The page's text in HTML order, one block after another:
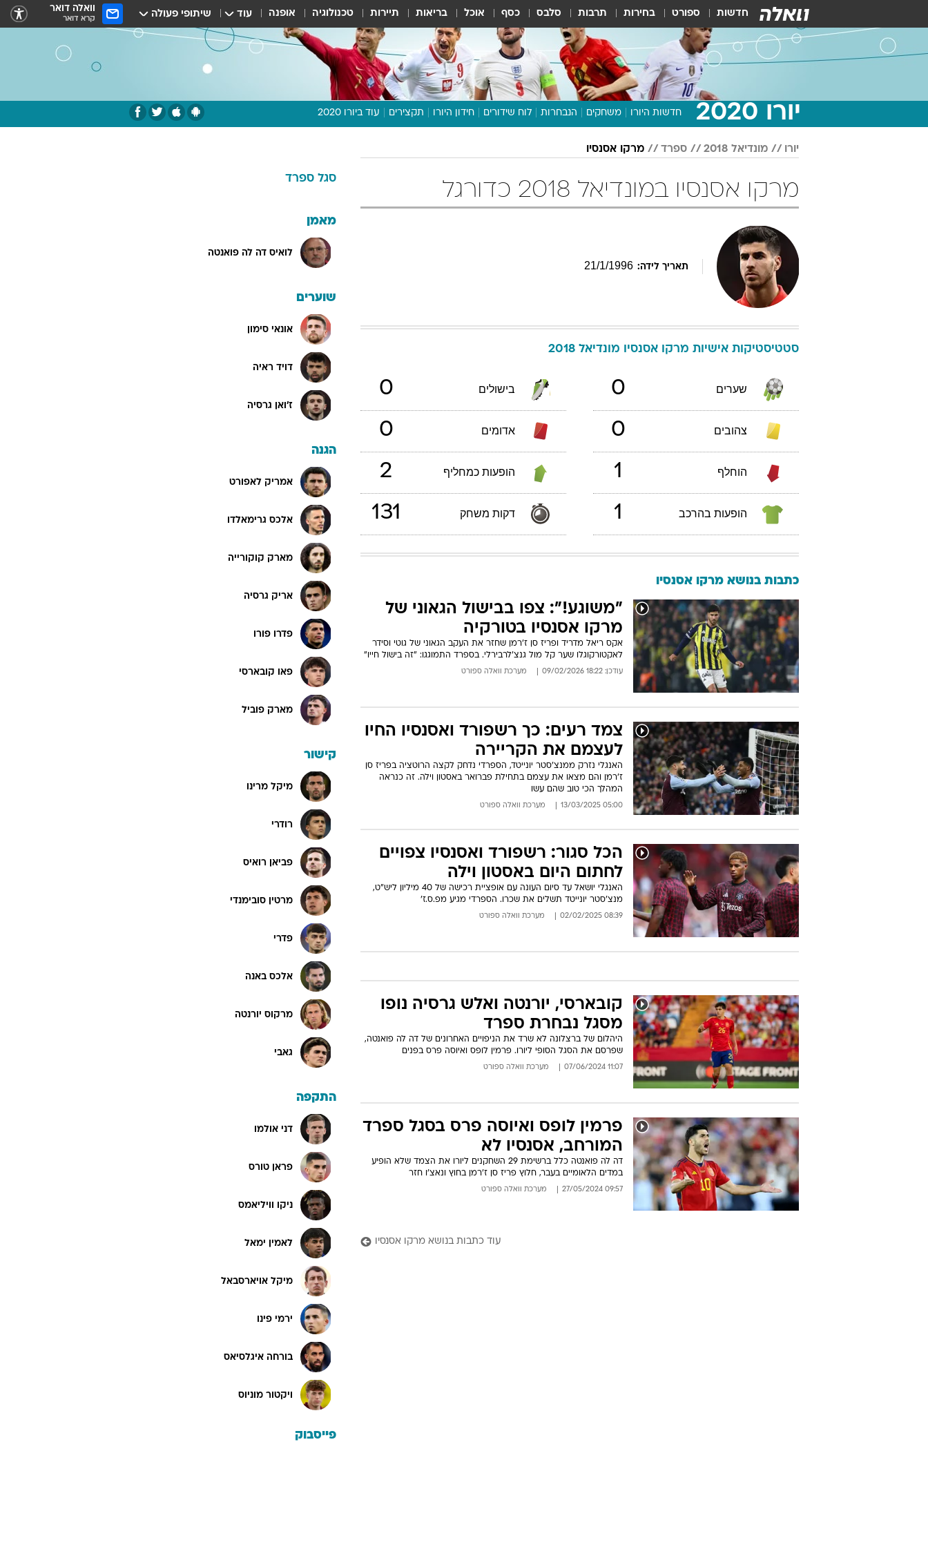
חדשות ספורט בחירות תרבות סלבס כסף אוכל בריאות תיירות טכנולוגיה אופנה עוד שיתופי פעולה וואלה דואר
קרא דואר
יורו 2020 חדשות היורו משחקים הנבחרות לוח שידורים חידון היורו תקצירים עוד ביורו 2020
תכנית היורו
דעות ופרשנויות
יורו מונדיאל 2018 ספרד מרקו אסנסיו
מרקו אסנסיו במונדיאל 2018 כדורגל
תאריך לידה: 21/1/1996
סטטיסטיקות אישיות מרקו אסנסיו מונדיאל 2018
שערים 0 בישולים 0
צהובים 0 אדומים 0
הוחלף 1 הופעות כמחליף 2
הופעות בהרכב 1 דקות משחק 131
כתבות בנושא מרקו אסנסיו
"משוגע!": צפו בבישול הגאוני של
מרקו אסנסיו בטורקיה
אקס ריאל מדריד ופריז סן ז'רמן שחזר את העקב הגאוני של גוטי וסידר
לאקטורקוגלו שער קל מול גנצ'לרבירלי. בספרד התמוגגו: "זה בישול חייו"
עודכן: 18:22 09/02/2026 מערכת וואלה ספורט
צמד רעים: כך רשפורד ואסנסיו החיו
לעצמם את הקריירה
האנגלי נזרק ממנצ'סטר יונייטד, הספרדי נדחק לקצה הרוטציה בפריז סן
ז'רמן והם מצאו את עצמם בתחילת פברואר באסטון וילה. זה כנראה
המהלך הכי טוב שהם עשו
05:00 13/03/2025 מערכת וואלה ספורט
הכל סגור: רשפורד ואסנסיו צפויים
לחתום היום באסטון וילה
האנגלי יושאל עד סיום העונה עם אופציית רכישה של 40 מיליון ליש"ט,
מנצ'סטר יונייטד תשלים את שכרו. הספרדי מגיע מפ.ס.ז'
08:39 02/02/2025 מערכת וואלה ספורט
קובארסי, יורנטה ואלש גרסיה נופו
מסגל נבחרת ספרד
היהלום של ברצלונה לא שרד את הניפויים האחרונים של דה לה פואנטה,
שפרסם את הסגל הסופי ליורו. פרמין לופס ואיוסה פרס בפנים
11:07 07/06/2024 מערכת וואלה ספורט
פרמין לופס ואיוסה פרס בסגל ספרד
המורחב, אסנסיו לא
דה לה פואנטה כלל ברשימת 29 השחקנים ליורו את הצמד שלא הופיע
במדים הלאומיים בעבר, חלוץ פריז סן ז'רמן בחוץ ונאצ'ו חזר
09:57 27/05/2024 מערכת וואלה ספורט
עוד כתבות בנושא מרקו אסנסיו
סגל ספרד
מאמן
לואיס דה לה פואנטה
שוערים
אונאי סימון
דויד ראיה
ז'ואן גרסיה
הגנה
אמריק לאפורט
אלכס גרימאלדו
מארק קוקורייה
אריק גרסיה
פדרו פורו
פאו קובארסי
מארק פוביל
קישור
מיקל מרינו
רודרי
פביאן רואיס
מרטין סובימנדי
פדרי
אלכס באנה
מרקוס יורנטה
גאבי
התקפה
דני אולמו
פראן טורס
ניקו וויליאמס
לאמין ימאל
מיקל אויארסבאל
ירמי פינו
בורחה איגלסיאס
ויקטור מוניוס
פייסבוק